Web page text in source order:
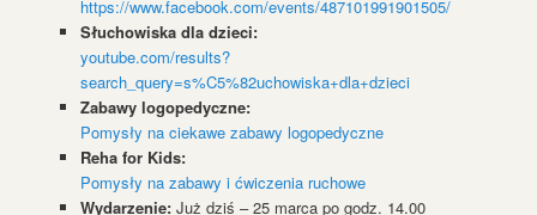
https://www.facebook.com/events/487101991901505/
Słuchowiska dla dzieci:
youtube.com/results?
search_query=s%C5%82uchowiska+dla+dzieci
Zabawy logopedyczne:
Pomysły na ciekawe zabawy logopedyczne
Reha for Kids:
Pomysły na zabawy i ćwiczenia ruchowe
Wydarzenie:Już dziś – 25 marca po godz. 14.00